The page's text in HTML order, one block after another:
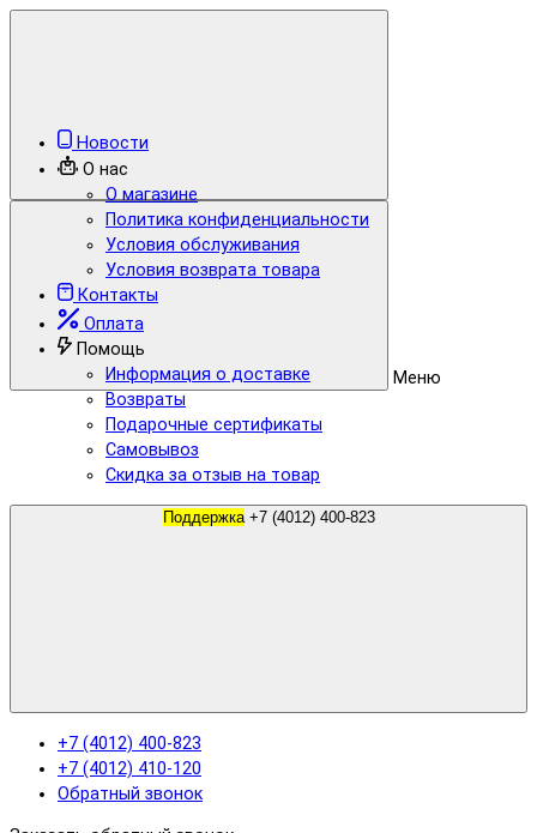
Меню
Новости
О нас
О магазине
Политика конфиденциальности
Условия обслуживания
Условия возврата товара
Контакты
Оплата
Помощь
Информация о доставке
Возвраты
Подарочные сертификаты
Самовывоз
Скидка за отзыв на товар
Поддержка +7 (4012) 400-823
+7 (4012) 400-823
+7 (4012) 410-120
Обратный звонок